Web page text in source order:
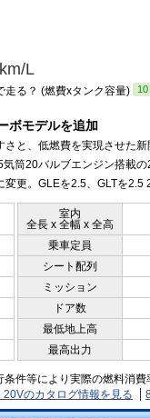
km/L
走る？ (燃費xタンク容量)
ボモデルを追加
さと、低燃費を実現させた
筒20バルブエンジン搭載
変更。GLEを2.5、GLTを
室内
全長 x 全幅 x 全高
乗車定員
シート配列
ミッション
ドア数
最低地上高
最高出力
件等により実際の燃料消費
のカタログ情報を見る